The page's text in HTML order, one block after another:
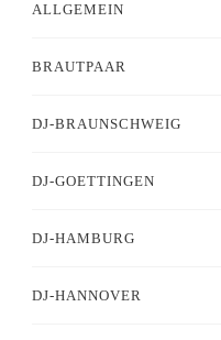
ALLGEMEIN
BRAUTPAAR
DJ-BRAUNSCHWEIG
DJ-GOETTINGEN
DJ-HAMBURG
DJ-HANNOVER